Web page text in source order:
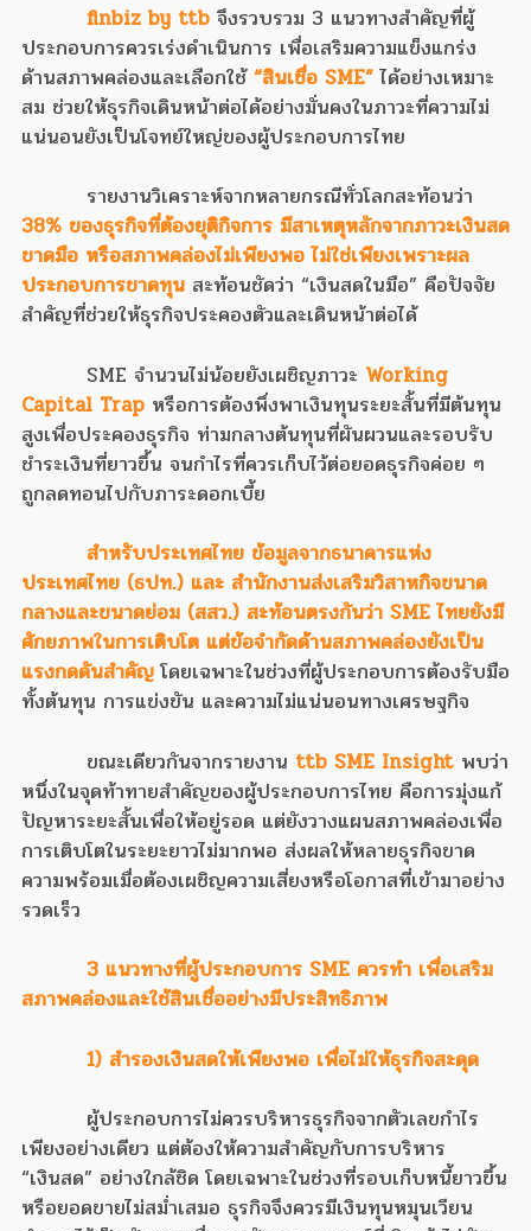
finbiz by ttb จึงรวบรวม 3 แนวทางสำคัญที่ผู้
ประกอบการควรเร่งดำเนินการ เพื่อเสริมความแข็งแกร่ง
ด้านสภาพคล่องและเลือกใช้“สินเชื่อ SME”ได้อย่างเหมาะ
สม ช่วยให้ธุรกิจเดินหน้าต่อได้อย่างมั่นคงในภาวะที่ความไม่
แน่นอนยังเป็นโจทย์ใหญ่ของผู้ประกอบการไทย
รายงานวิเคราะห์จากหลายกรณีทั่วโลกสะท้อนว่า
38% ของธุรกิจที่ต้องยุติกิจการ มีสาเหตุหลักจากภาวะเงินสด
ขาดมือ หรือสภาพคล่องไม่เพียงพอ ไม่ใช่เพียงเพราะผล
ประกอบการขาดทุน สะท้อนชัดว่า “เงินสดในมือ” คือปัจจัย
สำคัญที่ช่วยให้ธุรกิจประคองตัวและเดินหน้าต่อได้
SME จำนวนไม่น้อยยังเผชิญภาวะ Working
Capital Trap หรือการต้องพึ่งพาเงินทุนระยะสั้นที่มีต้นทุน
สูงเพื่อประคองธุรกิจ ท่ามกลางต้นทุนที่ผันผวนและรอบรับ
ชำระเงินที่ยาวขึ้น จนกำไรที่ควรเก็บไว้ต่อยอดธุรกิจค่อย ๆ
ถูกลดทอนไปกับภาระดอกเบี้ย
สำหรับประเทศไทย ข้อมูลจากธนาคารแห่ง
ประเทศไทย (ธปท.) และ สำนักงานส่งเสริมวิสาหกิจขนาด
กลางและขนาดย่อม (สสว.) สะท้อนตรงกันว่า SME ไทยยังมี
ศักยภาพในการเติบโต แต่ข้อจำกัดด้านสภาพคล่องยังเป็น
แรงกดดันสำคัญโดยเฉพาะในช่วงที่ผู้ประกอบการต้องรับมือ
ทั้งต้นทุน การแข่งขัน และความไม่แน่นอนทางเศรษฐกิจ
ขณะเดียวกันจากรายงาน ttb SME Insight พบว่า
หนึ่งในจุดท้าทายสำคัญของผู้ประกอบการไทย คือการมุ่งแก้
ปัญหาระยะสั้นเพื่อให้อยู่รอด แต่ยังวางแผนสภาพคล่องเพื่อ
การเติบโตในระยะยาวไม่มากพอ ส่งผลให้หลายธุรกิจขาด
ความพร้อมเมื่อต้องเผชิญความเสี่ยงหรือโอกาสที่เข้ามาอย่าง
รวดเร็ว
3 แนวทางที่ผู้ประกอบการ SME ควรทำ เพื่อเสริม
สภาพคล่องและใช้สินเชื่ออย่างมีประสิทธิภาพ
1) สำรองเงินสดให้เพียงพอ เพื่อไม่ให้ธุรกิจสะดุด
ผู้ประกอบการไม่ควรบริหารธุรกิจจากตัวเลขกำไร
เพียงอย่างเดียว แต่ต้องให้ความสำคัญกับการบริหาร
“เงินสด” อย่างใกล้ชิด โดยเฉพาะในช่วงที่รอบเก็บหนี้ยาวขึ้น
หรือยอดขายไม่สม่ำเสมอ ธุรกิจจึงควรมีเงินทุนหมุนเวียน